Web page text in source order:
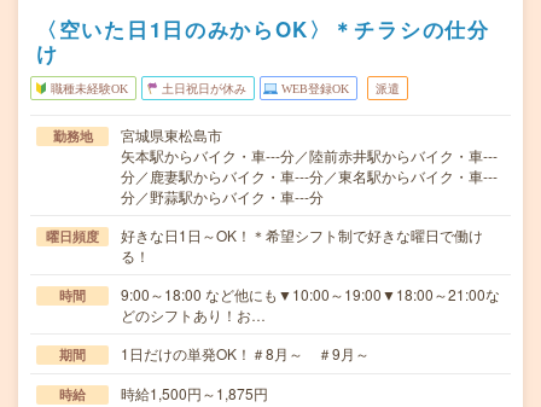
〈空いた日1日のみからOK〉＊チラシの仕分
け
職種未経験OK 土日祝日が休み WEB登録OK 派遣
勤務地
宮城県東松島市
矢本駅からバイク・車---分／陸前赤井駅からバイク・車---
分／鹿妻駅からバイク・車---分／東名駅からバイク・車---
分／野蒜駅からバイク・車---分
曜日頻度
好きな日1日～OK！＊希望シフト制で好きな曜日で働け
る！
時間
9:00～18:00 など他にも▼10:00～19:00▼18:00～21:00な
どのシフトあり！お…
期間 1日だけの単発OK！＃8月～ ＃9月～
時給 時給1,500円～1,875円